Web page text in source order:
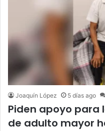
Joaquín López 5 días ago
Piden apoyo para
de adulto mayor